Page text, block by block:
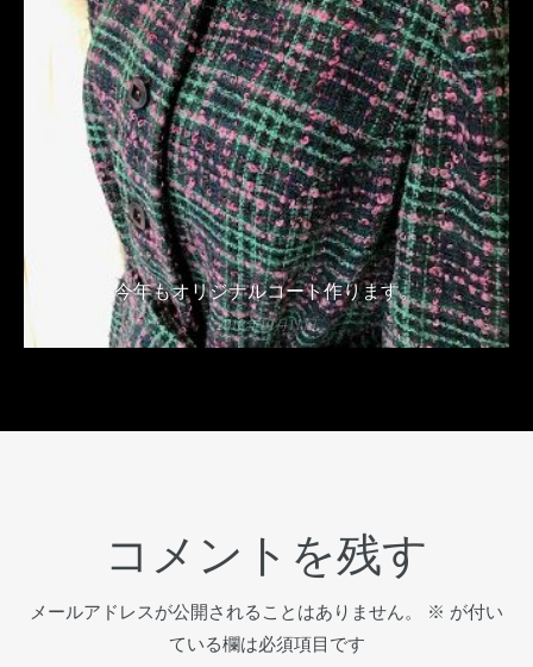
今年もオリジナルコート作ります。
2018年10月11日
コメントを残す
メールアドレスが公開されることはありません。 ※ が付い
ている欄は必須項目です